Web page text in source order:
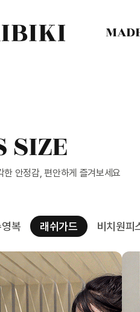
SIZE
한 안정감, 편안하게 즐겨보세요
복 래쉬가드 비치원피